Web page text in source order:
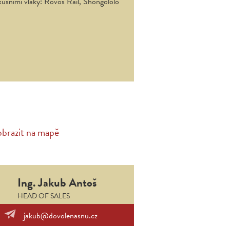
na mapě
Ing. Jakub Antoš
HEAD OF SALES
jakub@dovolenasnu.cz